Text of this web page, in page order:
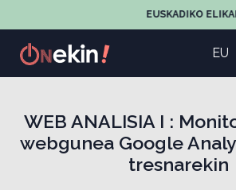
EUSKADIKO
EU
WEB ANALISIA I :
webgunea Google
tresnarekin